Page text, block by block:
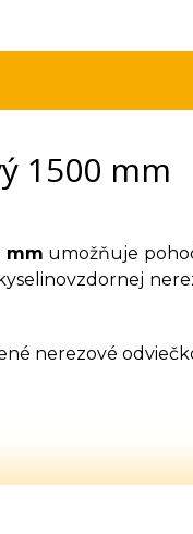
1500 mm
mm umožňuje
nerezové